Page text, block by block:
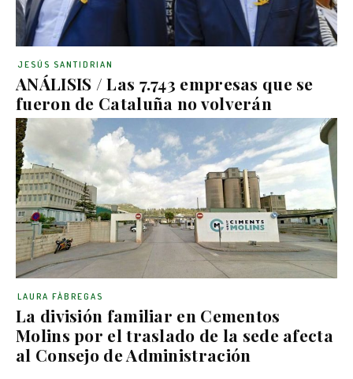
ANÁLISIS / Las 7.743 empresas que se
fueron de Cataluña no volverán
JESÚS SANTIDRIAN
La división familiar en Cementos
Molins por el traslado de la sede afecta
al Consejo de Administración
LAURA FÀBREGAS